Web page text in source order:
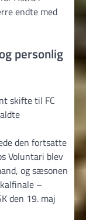
endte med
personlig
skifte til FC
den fortsatte
Voluntari blev
og sæsonen
–
den 19. maj